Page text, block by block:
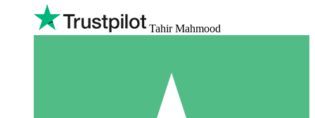
Tahir Mahmood